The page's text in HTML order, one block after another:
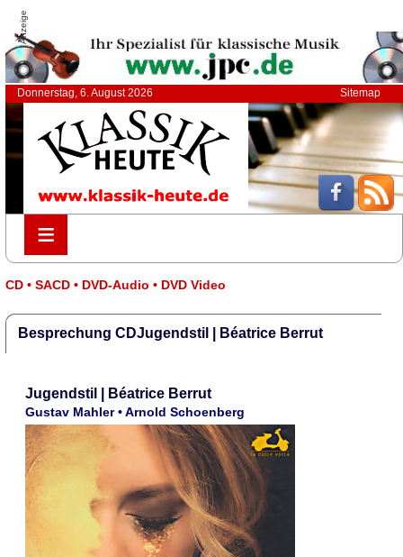
Anzeige
Donnerstag, 6. August 2026 Sitemap
≡
≡
CD • SACD • DVD-Audio • DVD Video
Besprechung CDJugendstil | Béatrice Berrut
Jugendstil | Béatrice Berrut
Gustav Mahler • Arnold Schoenberg